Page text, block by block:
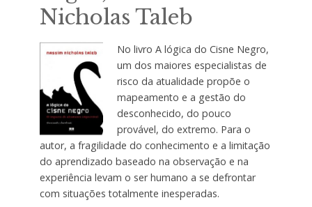
Nicholas Taleb
No livro A lógica do Cisne Negro,
um dos maiores especialistas de
risco da atualidade propõe o
mapeamento e a gestão do
desconhecido, do pouco
provável, do extremo. Para o
autor, a fragilidade do conhecimento e a limitação
do aprendizado baseado na observação e na
experiência levam o ser humano a se defrontar
com situações totalmente inesperadas.